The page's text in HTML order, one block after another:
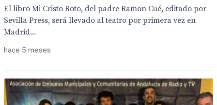
El libro Mi Cristo Roto, del padre Ramon Cué, editado por
Sevilla Press, será llevado al teatro por primera vez en
Madrid...
hace 5 meses